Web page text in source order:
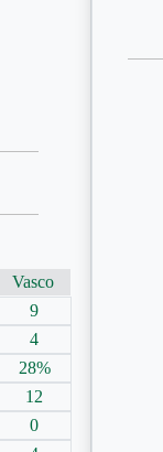
Vasco
9
4
28%
12
0